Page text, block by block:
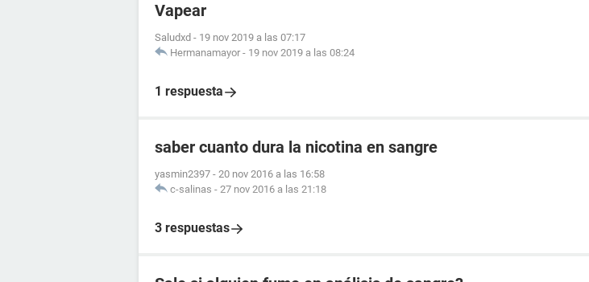
Vapear
Saludxd - 19 nov 2019 a las 07:17
Hermanamayor - 19 nov 2019 a las 08:24
1 respuesta
saber cuanto dura la nicotina en sangre
yasmin2397 - 20 nov 2016 a las 16:58
c-salinas - 27 nov 2016 a las 21:18
3 respuestas